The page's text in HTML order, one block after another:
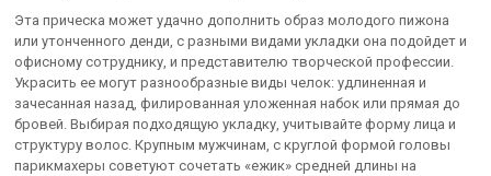
Эта прическа может удачно дополнить образ молодого пижона
или утонченного денди, с разными видами укладки она подойдет и
офисному сотруднику, и представителю творческой профессии.
Украсить ее могут разнообразные виды челок: удлиненная и
зачесанная назад, филированная уложенная набок или прямая до
бровей. Выбирая подходящую укладку, учитывайте форму лица и
структуру волос. Крупным мужчинам, с круглой формой головы
парикмахеры советуют сочетать «ежик» средней длины на